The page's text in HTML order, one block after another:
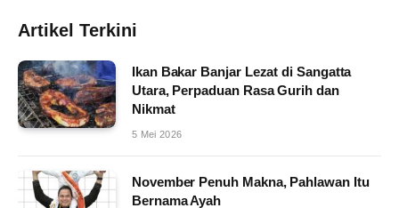
Artikel Terkini
Ikan Bakar Banjar Lezat di Sangatta
Utara, Perpaduan Rasa Gurih dan
Nikmat
5 Mei 2026
November Penuh Makna, Pahlawan Itu
Bernama Ayah